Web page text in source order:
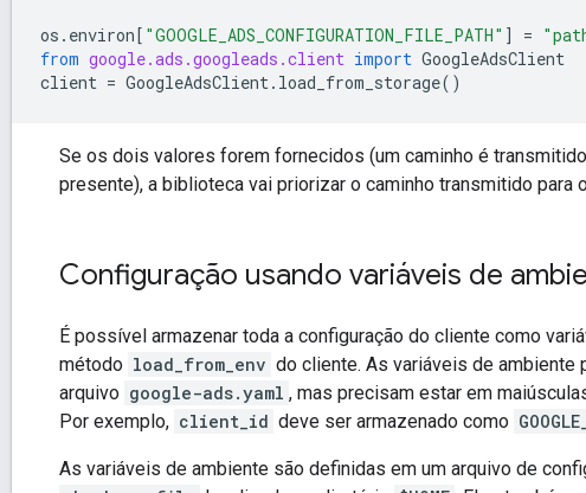
os . environ[ "GOOGLE_ADS_CONFIGURATION_FILE_PATH" ] =
from google.ads.googleads.client import GoogleAdsClient
client = GoogleAdsClient. load_from_storage()
Se os dois valores forem fornecidos (um caminho é
presente), a biblioteca vai priorizar o caminho transmitido para
Configuração usando variáveis de
É possível armazenar toda a configuração do cliente como
método load_from_env do cliente. As variáveis de
arquivo google-ads.yaml , mas precisam estar em
Por exemplo, client_id deve ser armazenado como
As variáveis de ambiente são definidas em um arquivo de